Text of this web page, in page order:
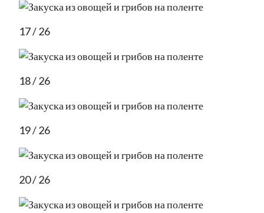
17 / 26
18 / 26
19 / 26
20 / 26